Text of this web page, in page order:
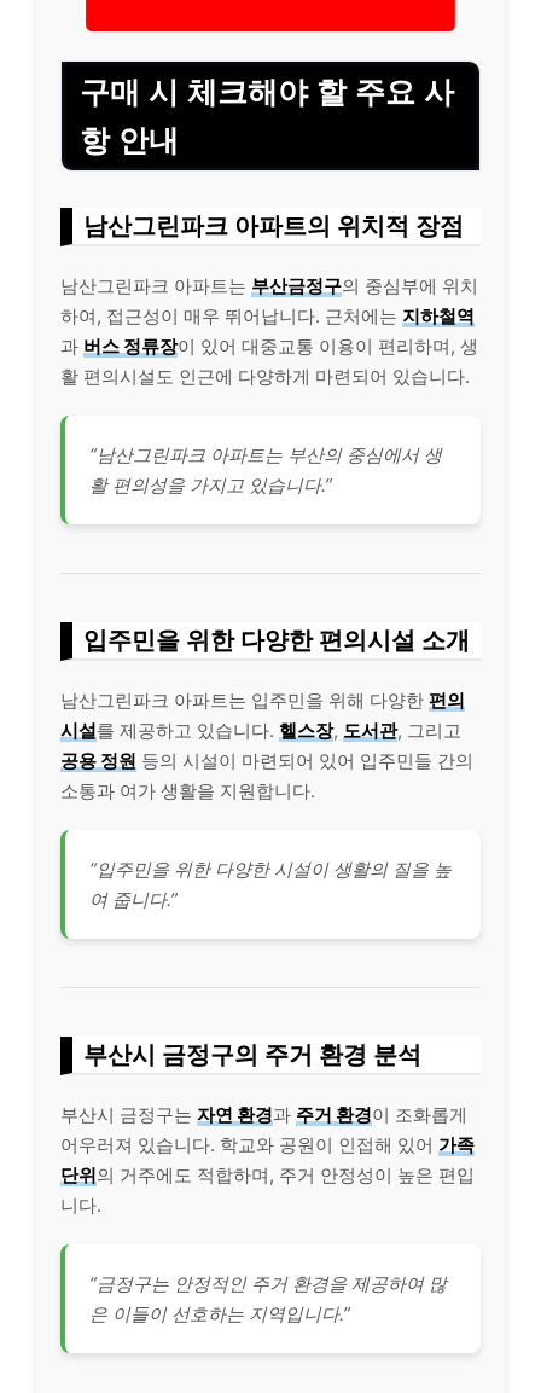
구매 시 체크해야 할 주요 사
항 안내
남산그린파크 아파트의 위치적 장점
남산그린파크 아파트는 부산금정구의 중심부에 위치
하여, 접근성이 매우 뛰어납니다. 근처에는 지하철역
과 버스 정류장이 있어 대중교통 이용이 편리하며, 생
활 편의시설도 인근에 다양하게 마련되어 있습니다.
“남산그린파크 아파트는 부산의 중심에서 생
활 편의성을 가지고 있습니다.”
입주민을 위한 다양한 편의시설 소개
남산그린파크 아파트는 입주민을 위해 다양한 편의
시설를 제공하고 있습니다. 헬스장, 도서관, 그리고
공용 정원 등의 시설이 마련되어 있어 입주민들 간의
소통과 여가 생활을 지원합니다.
“입주민을 위한 다양한 시설이 생활의 질을 높
여 줍니다.”
부산시 금정구의 주거 환경 분석
부산시 금정구는 자연 환경과 주거 환경이 조화롭게
어우러져 있습니다. 학교와 공원이 인접해 있어 가족
단위의 거주에도 적합하며, 주거 안정성이 높은 편입
니다.
“금정구는 안정적인 주거 환경을 제공하여 많
은 이들이 선호하는 지역입니다.”